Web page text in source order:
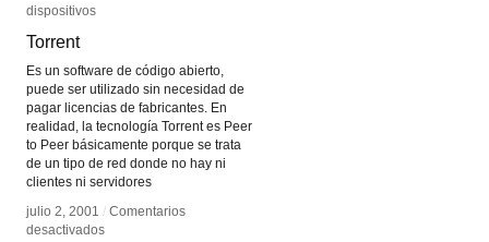
dispositivos
Torrent
Es un software de código abierto,
puede ser utilizado sin necesidad de
pagar licencias de fabricantes. En
realidad, la tecnología Torrent es Peer
to Peer básicamente porque se trata
de un tipo de red donde no hay ni
clientes ni servidores
julio 2, 2001 / Comentarios
desactivadosen
dispositivos
Torrent
julio 2, 2001 / Comentarios
desactivadosen